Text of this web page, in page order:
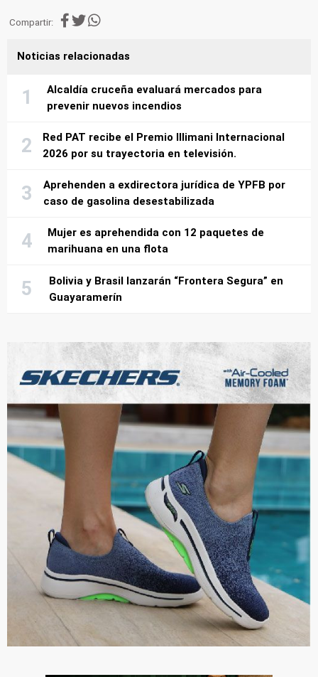
Compartir:
Noticias relacionadas
Alcaldía cruceña evaluará mercados para
prevenir nuevos incendios
Red PAT recibe el Premio Illimani Internacional
2026 por su trayectoria en televisión.
Aprehenden a exdirectora jurídica de YPFB por
caso de gasolina desestabilizada
Mujer es aprehendida con 12 paquetes de
marihuana en una flota
Bolivia y Brasil lanzarán “Frontera Segura” en
Guayaramerín